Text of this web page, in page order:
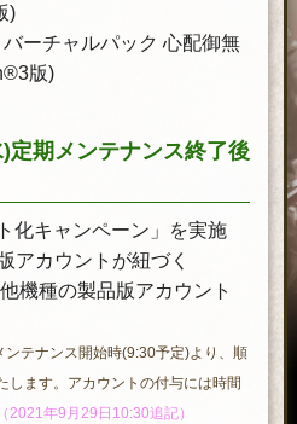
)
バーチャルパック 心配御無
版)
定期メンテナンス終了後
化キャンペーン」を実施
アカウントが紐づく
機種の製品版アカウント
テナンス開始時(9:30予定)より、順
します。アカウントの付与には時間
（2021年9月29日10:30追記）